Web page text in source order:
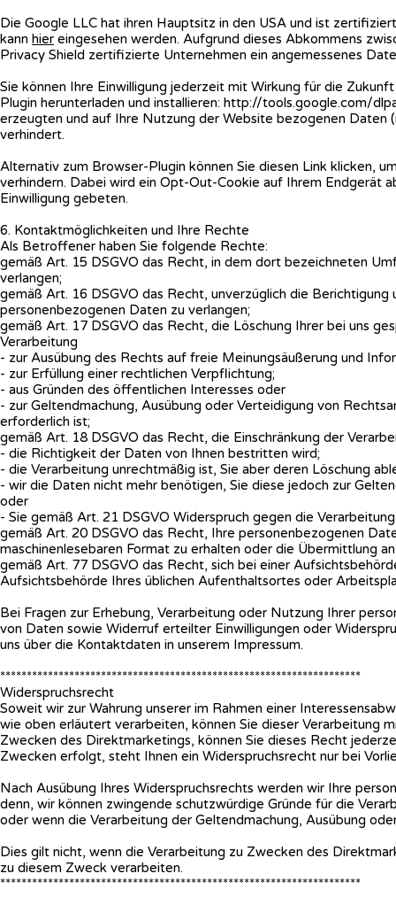
Die Google LLC hat ihren Hauptsitz in den USA und ist
kann hier eingesehen werden. Aufgrund dieses Abkommens
Privacy Shield zertifizierte Unternehmen ein angemessenes
Sie können Ihre Einwilligung jederzeit mit Wirkung für die
Plugin herunterladen und installieren: http://tools.google.com/
erzeugten und auf Ihre Nutzung der Website bezogenen Daten
verhindert.
Alternativ zum Browser-Plugin können Sie diesen Link klicken,
verhindern. Dabei wird ein Opt-Out-Cookie auf Ihrem Endgerät
Einwilligung gebeten.
6. Kontaktmöglichkeiten und Ihre Rechte
Als Betroffener haben Sie folgende Rechte:
gemäß Art. 15 DSGVO das Recht, in dem dort bezeichneten
verlangen;
gemäß Art. 16 DSGVO das Recht, unverzüglich die
personenbezogenen Daten zu verlangen;
gemäß Art. 17 DSGVO das Recht, die Löschung Ihrer bei uns
Verarbeitung
- zur Ausübung des Rechts auf freie Meinungsäußerung und
- zur Erfüllung einer rechtlichen Verpflichtung;
- aus Gründen des öffentlichen Interesses oder
- zur Geltendmachung, Ausübung oder Verteidigung von
erforderlich ist;
gemäß Art. 18 DSGVO das Recht, die Einschränkung der
- die Richtigkeit der Daten von Ihnen bestritten wird;
- die Verarbeitung unrechtmäßig ist, Sie aber deren Löschung
- wir die Daten nicht mehr benötigen, Sie diese jedoch zur
oder
- Sie gemäß Art. 21 DSGVO Widerspruch gegen die
gemäß Art. 20 DSGVO das Recht, Ihre personenbezogenen
maschinenlesebaren Format zu erhalten oder die Übermittlung
gemäß Art. 77 DSGVO das Recht, sich bei einer
Aufsichtsbehörde Ihres üblichen Aufenthaltsortes oder
Bei Fragen zur Erhebung, Verarbeitung oder Nutzung Ihrer
von Daten sowie Widerruf erteilter Einwilligungen oder
uns über die Kontaktdaten in unserem Impressum.
********************************************************************
Widerspruchsrecht
Soweit wir zur Wahrung unserer im Rahmen einer
wie oben erläutert verarbeiten, können Sie dieser Verarbeitung
Zwecken des Direktmarketings, können Sie dieses Recht
Zwecken erfolgt, steht Ihnen ein Widerspruchsrecht nur bei
Nach Ausübung Ihres Widerspruchsrechts werden wir Ihre
denn, wir können zwingende schutzwürdige Gründe für die
oder wenn die Verarbeitung der Geltendmachung, Ausübung
Dies gilt nicht, wenn die Verarbeitung zu Zwecken des
zu diesem Zweck verarbeiten.
********************************************************************